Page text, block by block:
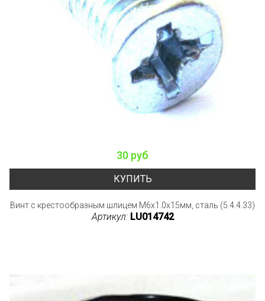
30 руб
КУПИТЬ
Винт с крестообразным шлицем M6x1.0x15мм, сталь (5.4.4.33)
Артикул: LU014742